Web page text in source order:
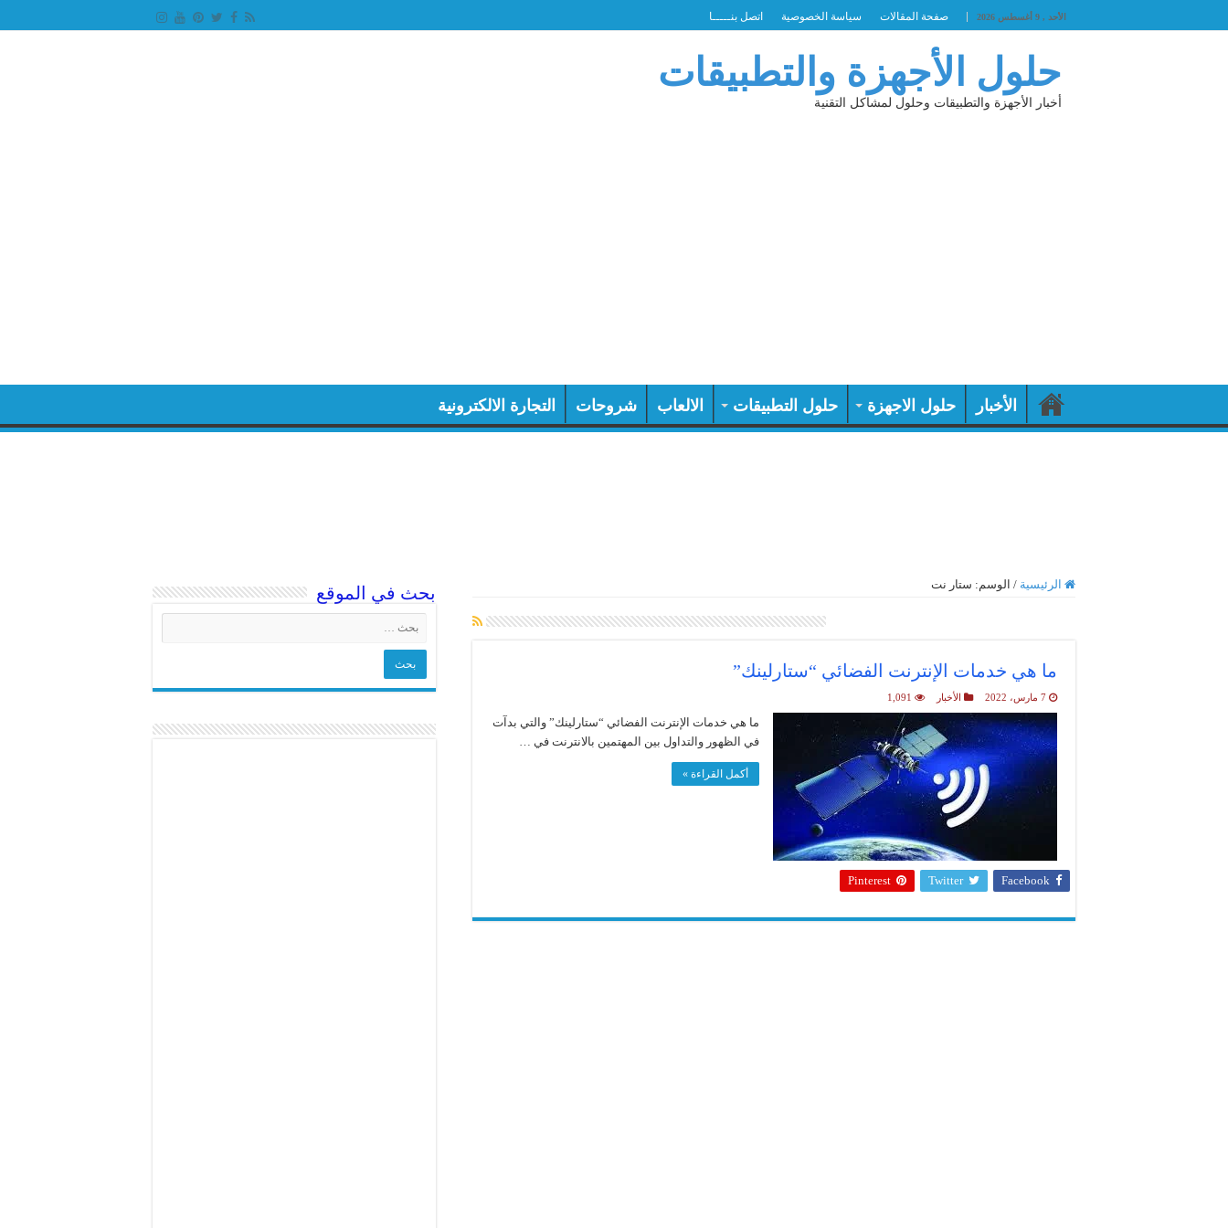
الأحد , 9 أغسطس 2026 صفحة المقالات سياسة الخصوصية اتصل بنـــــا
حلول الأجهزة والتطبيقات
أخبار الأجهزة والتطبيقات وحلول لمشاكل التقنية
الأخبار حلول الاجهزة حلول التطبيقات الالعاب شروحات التجارة الالكترونية
الرئيسية / الوسم: ستار نت
ما هي خدمات الإنترنت الفضائي “ستارلينك”
7 مارس، 2022 الأخبار 1,091
ما هي خدمات الإنترنت الفضائي “ستارلينك” والتي بدآت
في الظهور والتداول بين المهتمين بالانترنت في …
أكمل القراءة »
Facebook
Twitter
Pinterest
بحث في الموقع